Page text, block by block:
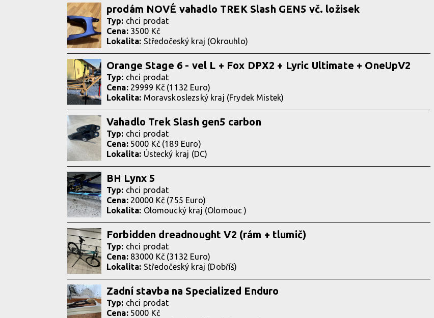
prodám NOVÉ vahadlo TREK Slash GEN5 vč. ložisek
Typ: chci prodat
Cena: 3500 Kč
Lokalita: Středočeský kraj (Okrouhlo)
Orange Stage 6 - vel L + Fox DPX2 + Lyric Ultimate + OneUpV2
Typ: chci prodat
Cena: 29999 Kč (1132 Euro)
Lokalita: Moravskoslezský kraj (Frydek Mistek)
Vahadlo Trek Slash gen5 carbon
Typ: chci prodat
Cena: 5000 Kč (189 Euro)
Lokalita: Ústecký kraj (DC)
BH Lynx 5
Typ: chci prodat
Cena: 20000 Kč (755 Euro)
Lokalita: Olomoucký kraj (Olomouc )
Forbidden dreadnought V2 (rám + tlumič)
Typ: chci prodat
Cena: 83000 Kč (3132 Euro)
Lokalita: Středočeský kraj (Dobříš)
Zadní stavba na Specialized Enduro
Typ: chci prodat
Cena: 5000 Kč